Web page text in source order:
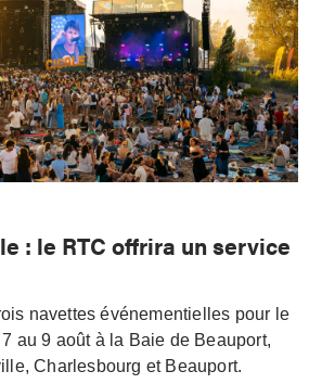
: le RTC offrira un service
navettes événementielles pour le
au 9 août à la Baie de Beauport,
Charlesbourg et Beauport.